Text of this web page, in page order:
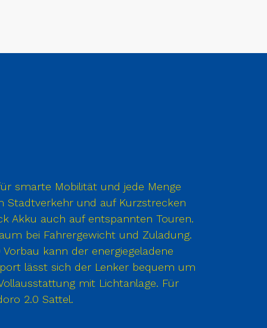
smarte Mobilität und jede Menge
Stadtverkehr und auf Kurzstrecken
Akku auch auf entspannten Touren.
bei Fahrergewicht und Zuladung.
kann der energiegeladene
lässt sich der Lenker bequem um
mit Lichtanlage. Für
2.0 Sattel.